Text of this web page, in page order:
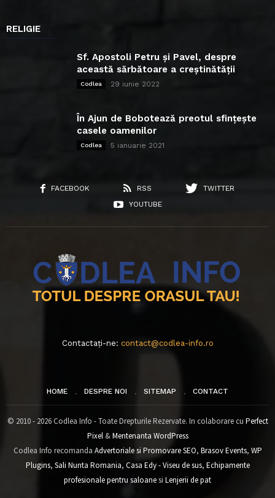
RELIGIE
Sf. Apostoli Petru și Pavel, despre
această sărbătoare a creștinătății
Codlea 29 iunie 2022
În Ajun de Bobotează preotul sfințește
casele oamenilor
Codlea 5 ianuarie 2021
FACEBOOK RSS
TWITTER
YOUTUBE
Contactați-ne: contact@codlea-info.ro
HOME DESPRE NOI SITEMAP CONTACT
© 2010 - 2026 Codlea Info - Toate Drepturile Rezervate. In colaborare cu Perfect
Pixel&Mentenanta WordPress
Codlea Info recomanda Advertoriale si Promovare SEO, Brasov Events, WP
Plugins, Sali Nunta Romania, Casa Edy - Viseu de sus, Echipamente
profesionale pentru saloanesi Lenjerii de pat